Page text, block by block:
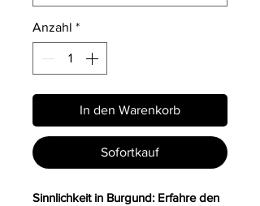
Anzahl *
In den Warenkorb
Sofortkauf
Sinnlichkeit in Burgund: Erfahre den